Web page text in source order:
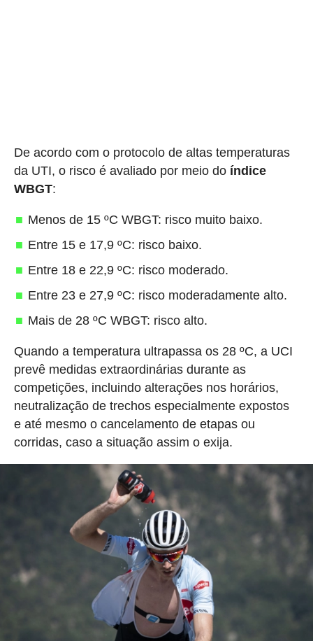
De acordo com o protocolo de altas temperaturas
da UTI, o risco é avaliado por meio do índice
WBGT:
Menos de 15 ºC WBGT: risco muito baixo.
Entre 15 e 17,9 ºC: risco baixo.
Entre 18 e 22,9 ºC: risco moderado.
Entre 23 e 27,9 ºC: risco moderadamente alto.
Mais de 28 ºC WBGT: risco alto.
Quando a temperatura ultrapassa os 28 ºC, a UCI
prevê medidas extraordinárias durante as
competições, incluindo alterações nos horários,
neutralização de trechos especialmente expostos
e até mesmo o cancelamento de etapas ou
corridas, caso a situação assim o exija.